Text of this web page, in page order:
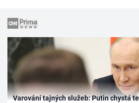
Varování tajných služeb: Putin chystá